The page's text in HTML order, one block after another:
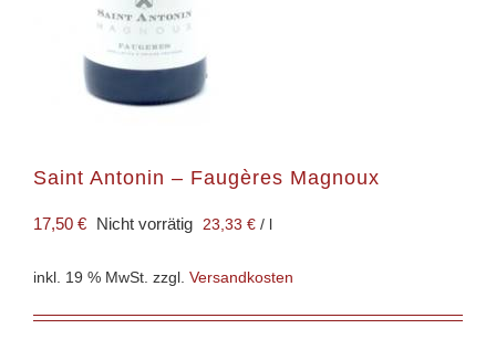
Saint Antonin – Faugères Magnoux
17,50 € Nicht vorrätig 23,33 € /
inkl. 19 % MwSt. zzgl. Versandkosten